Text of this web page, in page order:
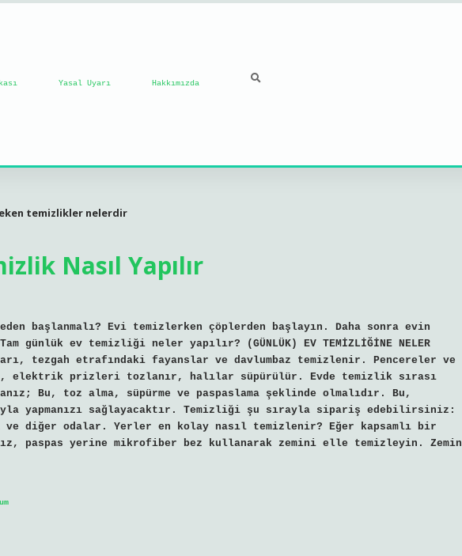
Yasal Uyarı Hakkımızda
temizlikler nelerdir
Nasıl Yapılır
başlanmalı? Evi temizlerken çöplerden başlayın. Daha sonra evin
günlük ev temizliği neler yapılır? (GÜNLÜK) EV TEMİZLİĞİNE NELER
tezgah etrafındaki fayanslar ve davlumbaz temizlenir. Pencereler ve
elektrik prizleri tozlanır, halılar süpürülür. Evde temizlik sırası
Bu, toz alma, süpürme ve paspaslama şeklinde olmalıdır. Bu,
yapmanızı sağlayacaktır. Temizliği şu sırayla sipariş edebilirsiniz:
ve diğer odalar. Yerler en kolay nasıl temizlenir? Eğer kapsamlı bir
paspas yerine mikrofiber bez kullanarak zemini elle temizleyin. Zemin